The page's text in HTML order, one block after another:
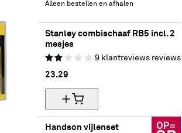
Alleen bestellen en afhalen
Stanley combischaaf RB5 incl. 2
mesjes
9 klantreviews reviews
23.29
Handson vijlenset